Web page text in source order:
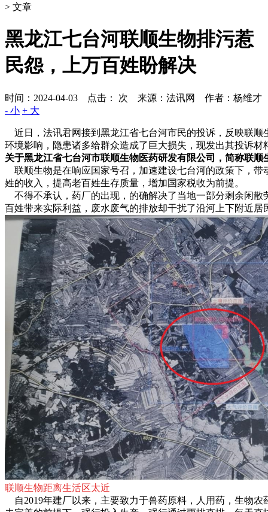
> 文章
黑龙江七台河联顺生物排污惹
民怨，上万百姓盼解决
时间：2024-04-03 点击： 次 来源：法讯网 作者：杨维才
- 小 + 大
近日，法讯君网接到黑龙江省七台河市民的投诉，反映联顺
环境影响，隐患诸多给群众造成了巨大损失，现发出其投诉材
关于黑龙江省七台河市联顺生物医药研发有限公司，简称联顺
联顺生物是在响应国家号召，加速建设七台河的政策下，带
姓的收入，提高老百姓生存质量，增加国家税收为前提。
不得不承认，药厂的出现，的确解决了当地一部分剩余闲散
百姓带来实际利益，废水废气的排放却干扰了沿河上下附近居
联顺生物距离生活区太近
自2019年建厂以来，主要致力于兽药原料，人用药，生物农